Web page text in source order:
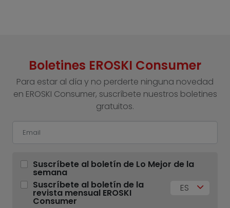
Boletines EROSKI Consumer
Para estar al día y no perderte ninguna novedad
en EROSKI Consumer, suscríbete nuestros boletines
gratuitos.
Suscríbete al boletín de Lo Mejor de la
semana
Suscríbete al boletín de la
revista mensual EROSKI
Consumer
ES